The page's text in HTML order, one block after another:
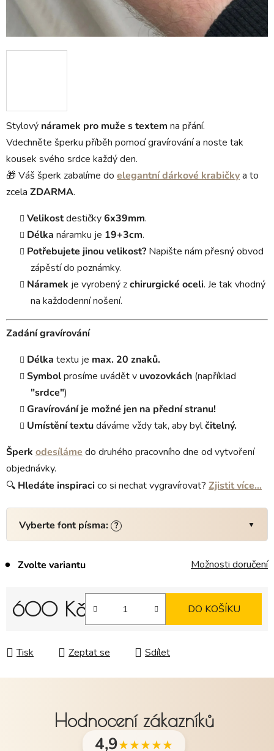
Stylový náramek pro muže s textem na přání.
Vdechněte šperku příběh pomocí gravírování a noste tak
kousek svého srdce každý den.
🎁 Váš šperk zabalíme do elegantní dárkové krabičkya to
zcela ZDARMA.
Velikostdestičky6x39mm.
Délka náramku je 19+3cm.
Potřebujete jinou velikost? Napište nám přesný obvod
zápěstí do poznámky.
Náramek je vyrobený zchirurgické oceli. Je tak vhodný
na každodenní nošení.
Zadání gravírování
Délka textu je max. 20 znaků.
Symbolprosíme uvádět v uvozovkách (například
"srdce")
Gravírování je možné jen na přední stranu!
Umístění textudáváme vždy tak, aby bylčitelný.
Šperk odesíláme do druhého pracovního dne od vytvoření
objednávky.
🔍 Hledáte inspiracico si nechat vygravírovat? Zjistit více…
Vyberte font písma: ?
Zvolte variantu Možnosti doručení
600 Kč DO KOŠÍKU
Tisk Zeptat se Sdílet
Hodnocení zákazníků
4,9★★★★★